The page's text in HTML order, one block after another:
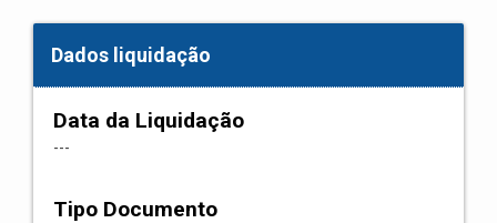
Dados liquidação
Data da Liquidação
---
Tipo Documento